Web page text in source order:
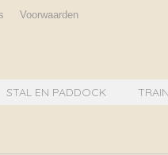
Voorwaarden
STAL EN PADDOCK